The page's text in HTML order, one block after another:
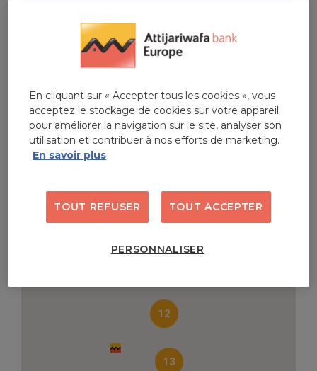
AFFINER MA RECHERCHE
LISTE
12
13
En cliquant sur « Accepter tous les cookies », vous
acceptez le stockage de cookies sur votre appareil
pour améliorer la navigation sur le site, analyser son
utilisation et contribuer à nos efforts de marketing.
En savoir plus
TOUT REFUSER TOUT ACCEPTER
PERSONNALISER